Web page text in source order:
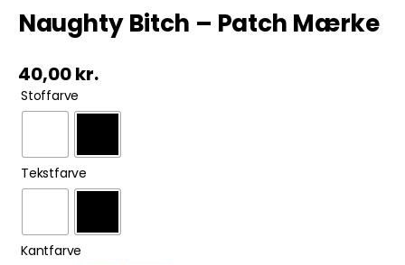
Rodkasse/Tilbud
Naughty Bitch – Patch Mærke
40,00kr.
Stoffarve
Tekstfarve
Kantfarve